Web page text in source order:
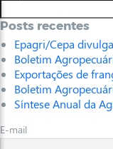
Posts recentes
Epagri/Cepa
Boletim
Exportações de
Boletim
Síntese Anual da
E-mail